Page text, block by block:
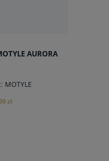
AURORA
MOTYLE
zł